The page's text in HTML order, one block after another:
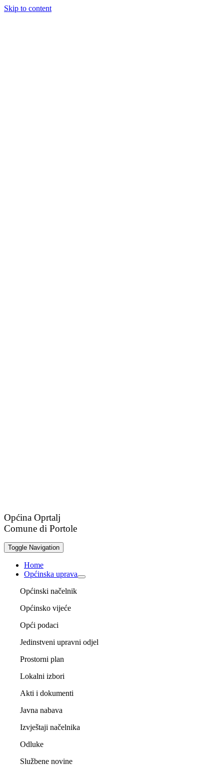
Skip to content
Općina Oprtalj
Comune di Portole
Toggle Navigation
Home
Općinska uprava
Općinski načelnik
Općinsko vijeće
Opći podaci
Jedinstveni upravni odjel
Prostorni plan
Lokalni izbori
Akti i dokumenti
Javna nabava
Izvještaji načelnika
Odluke
Službene novine